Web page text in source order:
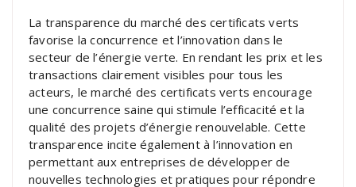
La transparence du marché des certificats verts
favorise la concurrence et l’innovation dans le
secteur de l’énergie verte. En rendant les prix et les
transactions clairement visibles pour tous les
acteurs, le marché des certificats verts encourage
une concurrence saine qui stimule l’efficacité et la
qualité des projets d’énergie renouvelable. Cette
transparence incite également à l’innovation en
permettant aux entreprises de développer de
nouvelles technologies et pratiques pour répondre